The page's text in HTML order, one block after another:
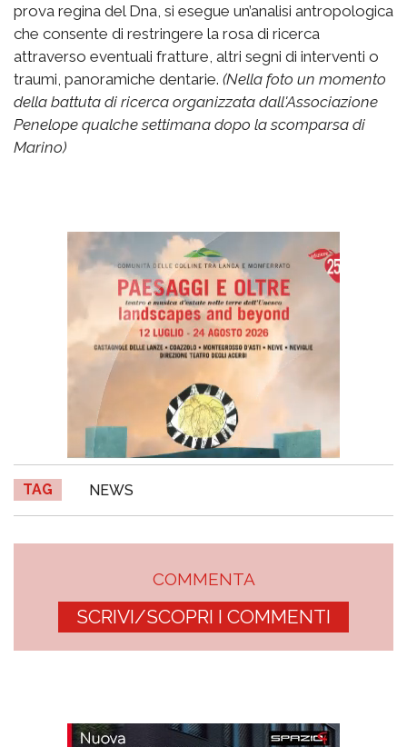
prova regina del Dna, si esegue un’analisi antropologica
che consente di restringere la rosa di ricerca
attraverso eventuali fratture, altri segni di interventi o
traumi, panoramiche dentarie. (Nella foto un momento
della battuta di ricerca organizzata dall'Associazione
Penelope qualche settimana dopo la scomparsa di
Marino)
TAG NEWS
COMMENTA
SCRIVI/SCOPRI I COMMENTI